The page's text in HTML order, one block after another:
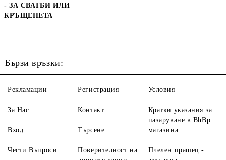
- ЗА СВАТБИ ИЛИ
КРЪЩЕНЕТА
Бързи връзки:
Рекламации
За Нас
Вход
Чести Въпроси
Регистрация
Контакт
Търсене
Поверителност на
Условия
Кратки указания за
пазаруване в BhBp
магазина
Пчелен прашец -